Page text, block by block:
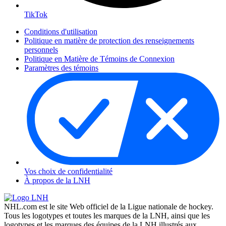
TikTok
Conditions d'utilisation
Politique en matière de protection des renseignements
personnels
Politique en Matière de Témoins de Connexion
Paramètres des témoins
Vos choix de confidentialité
À propos de la LNH
NHL.com est le site Web officiel de la Ligue nationale de hockey.
Tous les logotypes et toutes les marques de la LNH, ainsi que les